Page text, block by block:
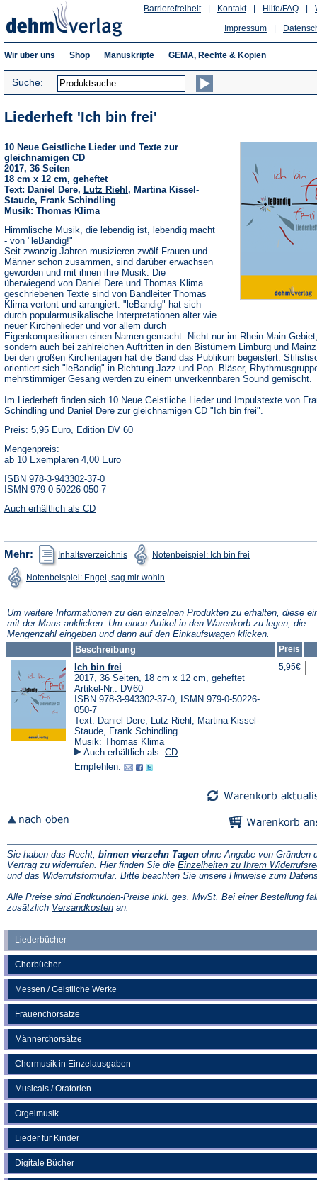
Hilfe/FAQ
Kontakt
Barrierefreiheit
Impressum
Wir über uns Shop Manuskripte GEMA, Rechte & Kopien
Suche:
Liederbücher
Chorbücher
Messen / Geistliche Werke
Frauenchorsätze
Männerchorsätze
Chormusik in Einzelausgaben
Musicals / Oratorien
Orgelmusik
Lieder für Kinder
Digitale Bücher
Liederheft 'Ich bin frei'
10 Neue Geistliche Lieder und Texte zur
gleichnamigen CD
2017, 36 Seiten
18 cm x 12 cm, geheftet
Text: Daniel Dere, Lutz Riehl , Martina Kissel-
Staude, Frank Schindling
Musik: Thomas Klima
Himmlische Musik, die lebendig ist, lebendig macht
- von "leBandig!"
Seit zwanzig Jahren musizieren zwölf Frauen und
Männer schon zusammen, sind darüber erwachsen
geworden und mit ihnen ihre Musik. Die
überwiegend von Daniel Dere und Thomas Klima
geschriebenen Texte sind von Bandleiter Thomas
Klima vertont und arrangiert. "leBandig" hat sich
durch popularmusikalische Interpretationen alter wie
neuer Kirchenlieder und vor allem durch
Eigenkompositionen einen Namen gemacht. Nicht nur im Rhein-Main-
sondern auch bei zahlreichen Auftritten in den Bistümern Limburg und
bei den großen Kirchentagen hat die Band das Publikum begeistert.
orientiert sich "leBandig" in Richtung Jazz und Pop. Bläser,
mehrstimmiger Gesang werden zu einem unverkennbaren Sound gemischt.
Im Liederheft finden sich 10 Neue Geistliche Lieder und Impulstexte von
Schindling und Daniel Dere zur gleichnamigen CD "Ich bin frei".
Preis: 5,95 Euro, Edition DV 60
Mengenpreis:
ab 10 Exemplaren 4,00 Euro
ISBN 978-3-943302-37-0
ISMN 979-0-50226-050-7
Auch erhältlich als CD
Mehr: Inhaltsverzeichnis
(Öffnet
in
einem
neuen
Tab)
Notenbeispiel: Ich bin freiin
Tab)
Notenbeispiel: Engel, sag mir wohinin
einem
Tab)
Um weitere Informationen zu den einzelnen Produkten zu erhalten, diese
mit der Maus anklicken. Um einen Artikel in den Warenkorb zu legen, die
Mengenzahl eingeben und dann auf den Einkaufswagen klicken.
Beschreibung
Preis
Ich bin frei
2017, 36 Seiten, 18 cm x 12 cm, geheftet
Artikel-Nr.: DV60
ISBN 978-3-943302-37-0, ISMN 979-0-50226-
050-7
Text: Daniel Dere, Lutz Riehl, Martina Kissel-
Staude, Frank Schindling
Musik: Thomas Klima
Auch erhältlich als: CD
Empfehlen:
5,95€
Sie haben das Recht, binnen vierzehn Tagen ohne Angabe von Gründen
Vertrag zu widerrufen. Hier finden Sie die Einzelheiten zu Ihrem
und das Widerrufsformular(Öffnet
einem
neuen
. Bitte beachten Sie unsere Hinweise zum
Alle Preise sind Endkunden-Preise inkl. ges. MwSt. Bei einer Bestellung
zusätzlich Versandkosten(Öffnet
an.